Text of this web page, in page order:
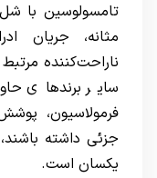
تامسولوسین با
مثانه، جریان
سایر برندهای
فرمولاسیون،
جزئی داشته
یکسان است.